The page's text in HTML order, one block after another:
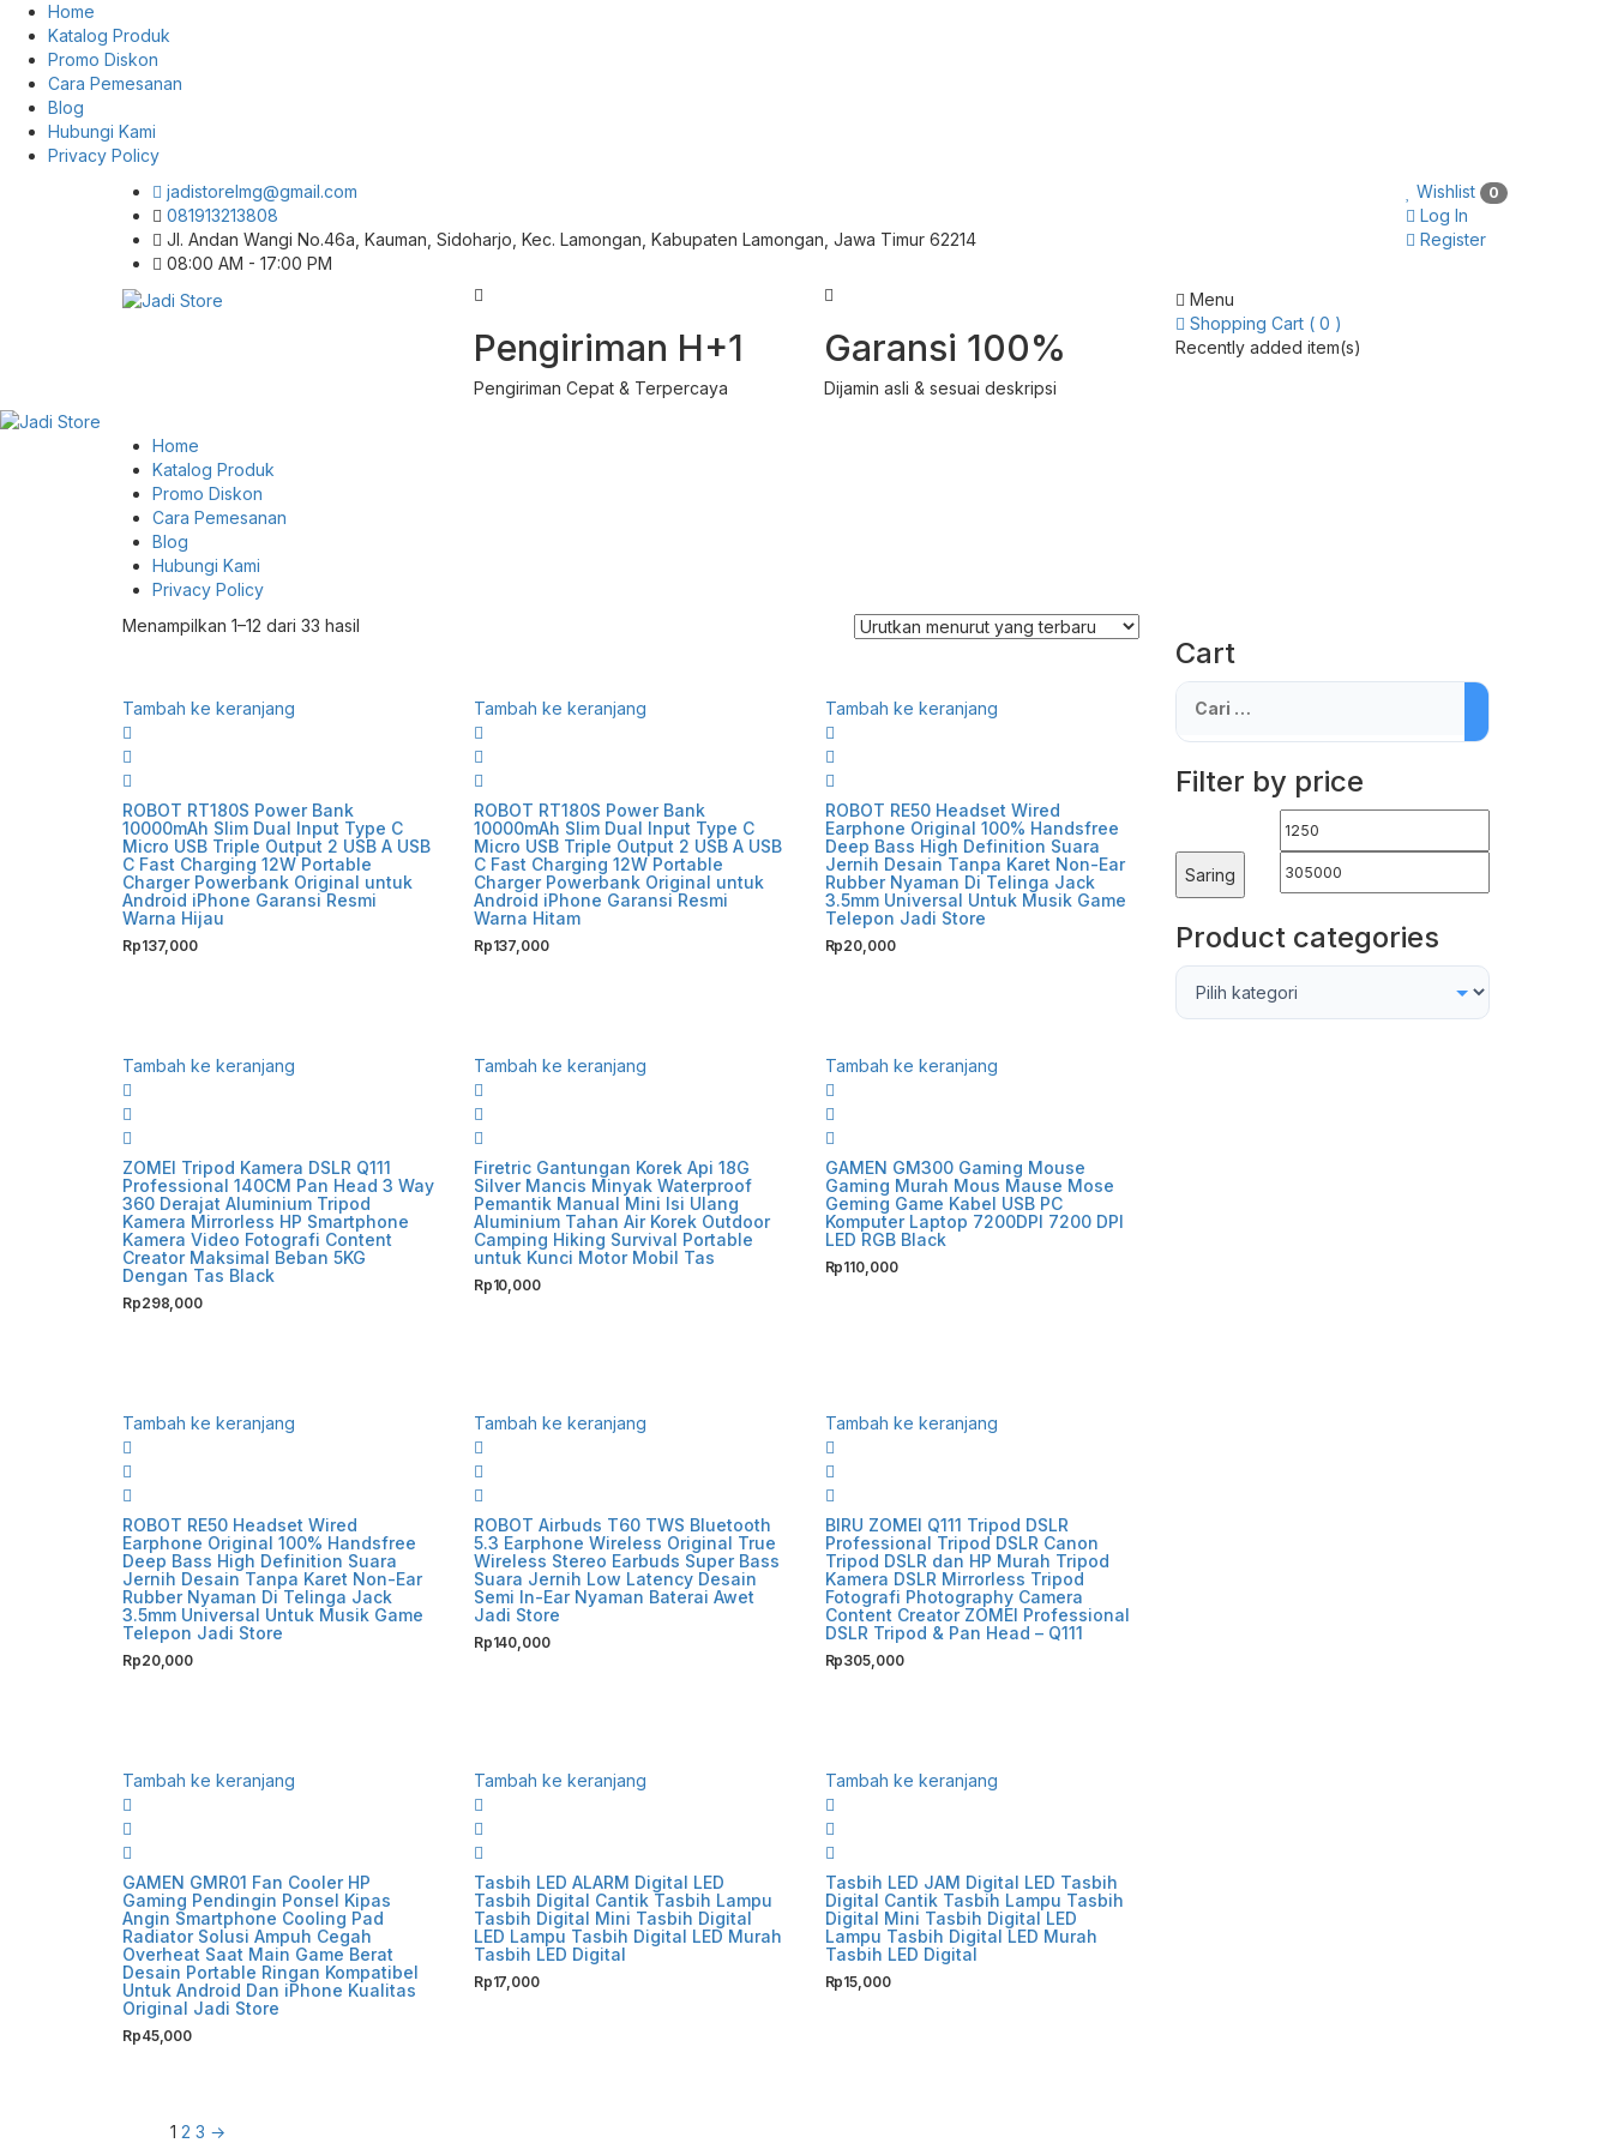
Home
Katalog Produk
Promo Diskon
Cara Pemesanan
Blog
Hubungi Kami
Privacy Policy
jadistorelmg@gmail.com
081913213808
Jl. Andan Wangi No.46a, Kauman, Sidoharjo, Kec. Lamongan, Kabupaten Lamongan, Jawa Timur 62214
08:00 AM - 17:00 PM
Wishlist 0
Log In
Register
Pengiriman H+1
Pengiriman Cepat & Terpercaya
Garansi 100%
Dijamin asli & sesuai deskripsi
Menu
Shopping Cart ( 0 )
Recently added item(s)
Home
Katalog Produk
Promo Diskon
Cara Pemesanan
Blog
Hubungi Kami
Privacy Policy
Menampilkan 1–12 dari 33 hasil
Tambah ke keranjang
ROBOT RT180S Power Bank
10000mAh Slim Dual Input Type C
Micro USB Triple Output 2 USB A USB
C Fast Charging 12W Portable
Charger Powerbank Original untuk
Android iPhone Garansi Resmi
Warna Hijau
Rp137,000
Tambah ke keranjang
ROBOT RT180S Power Bank
10000mAh Slim Dual Input Type C
Micro USB Triple Output 2 USB A USB
C Fast Charging 12W Portable
Charger Powerbank Original untuk
Android iPhone Garansi Resmi
Warna Hitam
Rp137,000
Tambah ke keranjang
ROBOT RE50 Headset Wired
Earphone Original 100% Handsfree
Deep Bass High Definition Suara
Jernih Desain Tanpa Karet Non-Ear
Rubber Nyaman Di Telinga Jack
3.5mm Universal Untuk Musik Game
Telepon Jadi Store
Rp20,000
Tambah ke keranjang
ZOMEI Tripod Kamera DSLR Q111
Professional 140CM Pan Head 3 Way
360 Derajat Aluminium Tripod
Kamera Mirrorless HP Smartphone
Kamera Video Fotografi Content
Creator Maksimal Beban 5KG
Dengan Tas Black
Rp298,000
Tambah ke keranjang
Firetric Gantungan Korek Api 18G
Silver Mancis Minyak Waterproof
Pemantik Manual Mini Isi Ulang
Aluminium Tahan Air Korek Outdoor
Camping Hiking Survival Portable
untuk Kunci Motor Mobil Tas
Rp10,000
Tambah ke keranjang
GAMEN GM300 Gaming Mouse
Gaming Murah Mous Mause Mose
Geming Game Kabel USB PC
Komputer Laptop 7200DPI 7200 DPI
LED RGB Black
Rp110,000
Tambah ke keranjang
ROBOT RE50 Headset Wired
Earphone Original 100% Handsfree
Deep Bass High Definition Suara
Jernih Desain Tanpa Karet Non-Ear
Rubber Nyaman Di Telinga Jack
3.5mm Universal Untuk Musik Game
Telepon Jadi Store
Rp20,000
Tambah ke keranjang
ROBOT Airbuds T60 TWS Bluetooth
5.3 Earphone Wireless Original True
Wireless Stereo Earbuds Super Bass
Suara Jernih Low Latency Desain
Semi In-Ear Nyaman Baterai Awet
Jadi Store
Rp140,000
Tambah ke keranjang
BIRU ZOMEI Q111 Tripod DSLR
Professional Tripod DSLR Canon
Tripod DSLR dan HP Murah Tripod
Kamera DSLR Mirrorless Tripod
Fotografi Photography Camera
Content Creator ZOMEI Professional
DSLR Tripod & Pan Head – Q111
Rp305,000
Tambah ke keranjang
GAMEN GMR01 Fan Cooler HP
Gaming Pendingin Ponsel Kipas
Angin Smartphone Cooling Pad
Radiator Solusi Ampuh Cegah
Overheat Saat Main Game Berat
Desain Portable Ringan Kompatibel
Untuk Android Dan iPhone Kualitas
Original Jadi Store
Rp45,000
Tambah ke keranjang
Tasbih LED ALARM Digital LED
Tasbih Digital Cantik Tasbih Lampu
Tasbih Digital Mini Tasbih Digital
LED Lampu Tasbih Digital LED Murah
Tasbih LED Digital
Rp17,000
Tambah ke keranjang
Tasbih LED JAM Digital LED Tasbih
Digital Cantik Tasbih Lampu Tasbih
Digital Mini Tasbih Digital LED
Lampu Tasbih Digital LED Murah
Tasbih LED Digital
Rp15,000
1 2 3 →
Cart
Cari
untuk:
Filter by price
Harga
Saring
Product categories